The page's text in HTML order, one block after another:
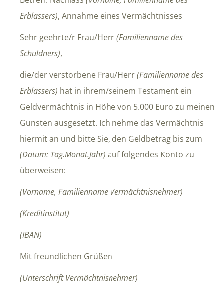
Erblassers), Annahme eines Vermächtnisses
Sehr geehrte/r Frau/Herr(Familienname des
Schuldners),
die/der verstorbene Frau/Herr(Familienname des
Erblassers) hat in ihrem/seinem Testament ein
Geldvermächtnis in Höhe von 5.000 Euro zu meinen
Gunsten ausgesetzt. Ich nehme das Vermächtnis
hiermit an und bitte Sie, den Geldbetrag bis zum
(Datum: Tag.Monat.Jahr) auf folgendes Konto zu
überweisen:
(Vorname, Familienname Vermächtnisnehmer)
(Kreditinstitut)
(IBAN)
Mit freundlichen Grüßen
(Unterschrift Vermächtnisnehmer)